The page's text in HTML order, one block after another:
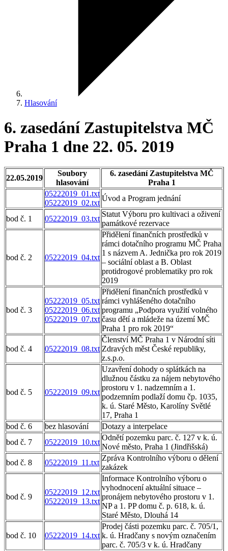
Hlasování
6. zasedání Zastupitelstva MČ
Praha 1 dne 22. 05. 2019
22.05.2019
Soubory
hlasování
6. zasedání Zastupitelstva MČ
Praha 1
05222019_01.txt
05222019_02.txt
Úvod a Program jednání
bod č. 1 05222019_03.txt
Statut Výboru pro kultivaci a oživení
památkové rezervace
bod č. 2 05222019_04.txt
Přidělení finančních prostředků v
rámci dotačního programu MČ Praha
1 s názvem A. Jednička pro rok 2019
– sociální oblast a B. Oblast
protidrogové problematiky pro rok
2019
bod č. 3
05222019_05.txt
05222019_06.txt
05222019_07.txt
Přidělení finančních prostředků v
rámci vyhlášeného dotačního
programu „Podpora využití volného
času dětí a mládeže na území MČ
Praha 1 pro rok 2019“
bod č. 4 05222019_08.txt
Členství MČ Praha 1 v Národní síti
Zdravých měst České republiky,
z.s.p.o.
bod č. 5 05222019_09.txt
Uzavření dohody o splátkách na
dlužnou částku za nájem nebytového
prostoru v 1. nadzemním a 1.
podzemním podlaží domu čp. 1035,
k. ú. Staré Město, Karolíny Světlé
17, Praha 1
bod č. 6
bez hlasování
Dotazy a interpelace
bod č. 7
05222019_10.txt
Odnětí pozemku parc. č. 127 v k. ú.
Nové město, Praha 1 (Jindřišská)
bod č. 8
05222019_11.txt
Zpráva Kontrolního výboru o dělení
zakázek
bod č. 9
05222019_12.txt
05222019_13.txt
Informace Kontrolního výboru o
vyhodnocení aktuální situace –
pronájem nebytového prostoru v 1.
NP a 1. PP domu č. p. 618, k. ú.
Staré Město, Dlouhá 14
bod č. 10 05222019_14.txt
Prodej části pozemku parc. č. 705/1,
k. ú. Hradčany s novým označením
parc. č. 705/3 v k. ú. Hradčany